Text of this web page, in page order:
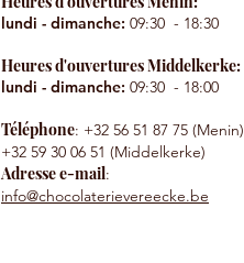
lundi - dimanche: 09:30 - 18:30
Heures d'ouvertures Middelkerke:
lundi - dimanche: 09:30 - 18:00
Téléphone: +32 56 51 87 75 (Menin)
+32 59 30 06 51 (Middelkerke)
Adresse e-mail:
info@chocolaterievereecke.be